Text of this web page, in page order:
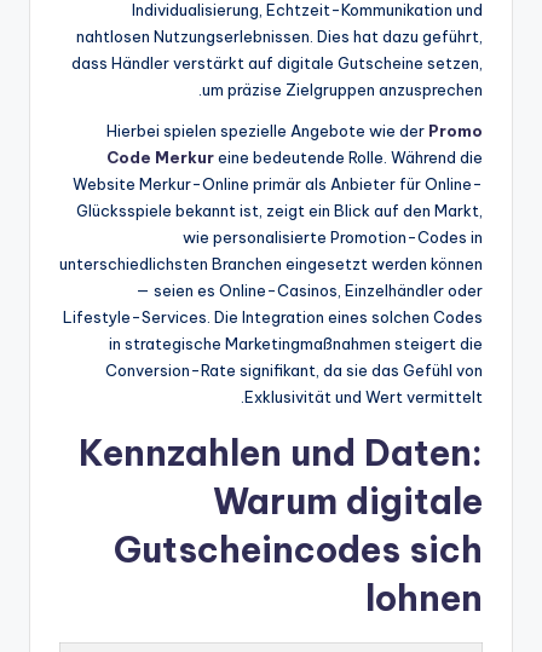
Individualisierung, Echtzeit-Kommunikation und
nahtlosen Nutzungserlebnissen. Dies hat dazu geführt,
dass Händler verstärkt auf digitale Gutscheine setzen,
um präzise Zielgruppen anzusprechen.
Hierbei spielen spezielle Angebote wie der Promo
Code Merkureine bedeutende Rolle. Während die
Website Merkur-Online primär als Anbieter für Online-
Glücksspiele bekannt ist, zeigt ein Blick auf den Markt,
wie personalisierte Promotion-Codes in
unterschiedlichsten Branchen eingesetzt werden können
— seien es Online-Casinos, Einzelhändler oder
Lifestyle-Services. Die Integration eines solchen Codes
in strategische Marketingmaßnahmen steigert die
Conversion-Rate signifikant, da sie das Gefühl von
Exklusivität und Wert vermittelt.
Kennzahlen und Daten:
Warum digitale
Gutscheincodes sich
lohnen